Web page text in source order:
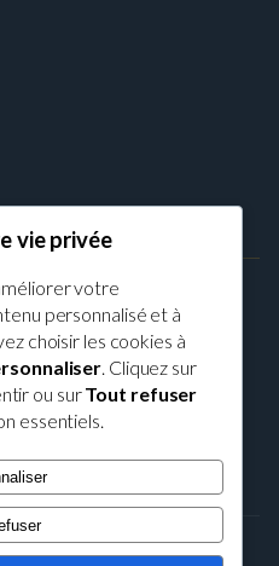
vie privée
votre
personnalisé et à
choisir les cookies à
. Cliquez sur
ou surTout refuser
essentiels.